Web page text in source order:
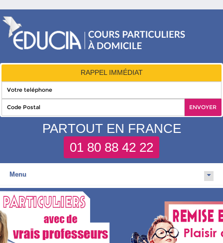
RAPPEL IMMÉDIAT
PARTOUT EN FRANCE
01 80 88 42 22
Menu